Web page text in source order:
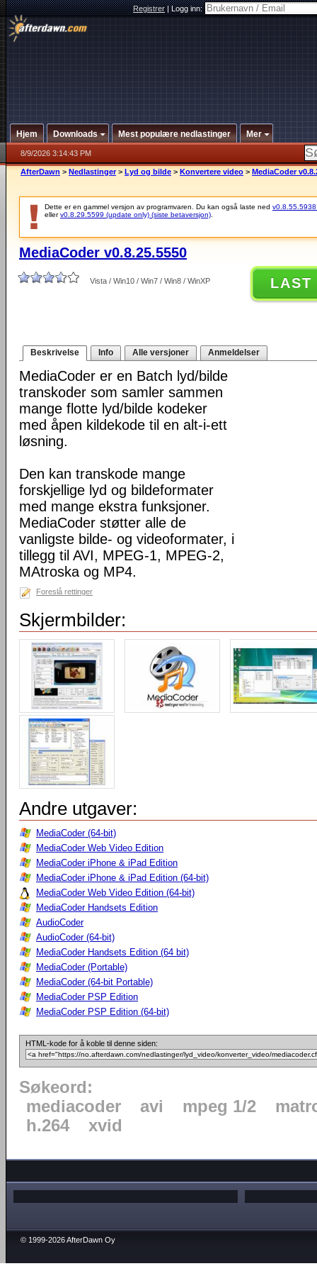
Registrer|Logg inn:
Hjem Downloads Mest populære nedlastinger Mer
8/9/2026 3:14:43 PM
AfterDawn > Nedlastinger > Lyd og bilde > Konvertere video > MediaCoder
Dette er en gammel versjon av programvaren. Du kan også laste ned v0.8.55.5938
ellerv0.8.29.5599 (update only) (siste betaversjon)
MediaCoder v0.8.25.5550
Vista / Win10 / Win7 / Win8 / WinXP LAST
Beskrivelse Info Alle versjoner Anmeldelser
MediaCoder er en Batch lyd/bilde
transkoder som samler sammen
mange flotte lyd/bilde kodeker
med åpen kildekode til en alt-i-ett
løsning.
Den kan transkode mange
forskjellige lyd og bildeformater
med mange ekstra funksjoner.
MediaCoder støtter alle de
vanligste bilde- og videoformater, i
tillegg til AVI, MPEG-1, MPEG-2,
MAtroska og MP4.
Foreslå rettinger
Skjermbilder:
Andre utgaver:
MediaCoder (64-bit)
MediaCoder Web Video Edition
MediaCoder iPhone & iPad Edition
MediaCoder iPhone & iPad Edition (64-bit)
MediaCoder Web Video Edition (64-bit)
MediaCoder Handsets Edition
AudioCoder
AudioCoder (64-bit)
MediaCoder Handsets Edition (64 bit)
MediaCoder (Portable)
MediaCoder (64-bit Portable)
MediaCoder PSP Edition
MediaCoder PSP Edition (64-bit)
HTML-kode for å koble til denne siden:
Søkeord:
mediacoder
avi mpeg 1/2
h.264
xvid
© 1999-2026 AfterDawn Oy